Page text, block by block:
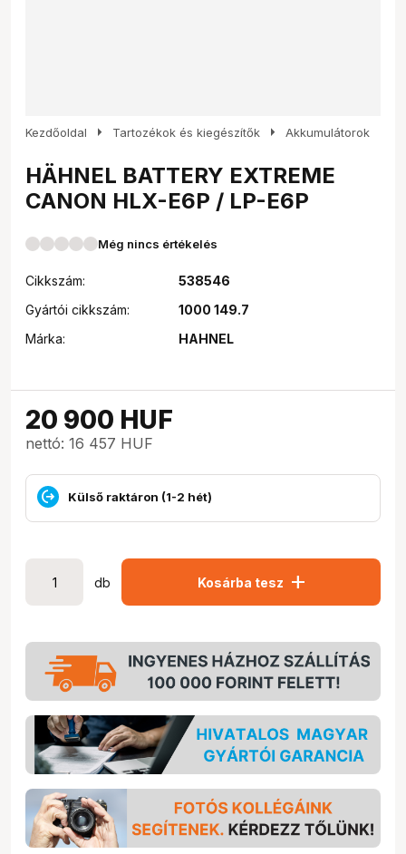
Kezdőoldal arrow_right Tartozékok és kiegészítők arrow_right Akkumulátorok
HÄHNEL BATTERY EXTREME
CANON HLX-E6P / LP-E6P
Még nincs értékelés
Cikkszám:
538546
Gyártói cikkszám:
1000 149.7
Márka:
HAHNEL
20 900 HUF
nettó: 16 457 HUF
Külső raktáron (1-2 hét)
db Kosárba tesz add